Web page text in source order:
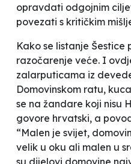
opravdati odgojnim
povezati s kritičkim
Kako se listanje Šestice
razočarenje veće. I
zalarputicama iz
Domovinskom ratu,
se na žandare koji nisu
govore hrvatski, a
“Malen je svijet,
velik u oku ali malen u